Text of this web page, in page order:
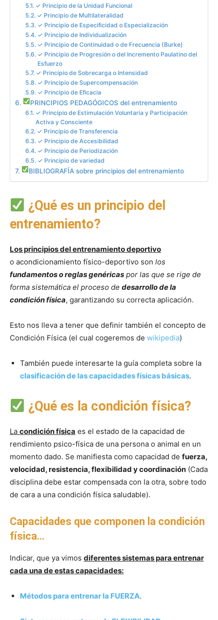
✓ Principio de la Unidad Funcional
✓ Principio de Multilateralidad
✓ Principio de Especificidad o Especialización
✓ Principio de Individualización
✓ Principio de Continuidad o de Frecuencia (Burke)
✓ Principio de Progresión o del Incremento Paulatino del
Esfuerzo
✓ Principio de Sobrecarga o Intensidad
✓ Principio de Supercompensación
✓ Principio de Eficacia
PRINCIPIOS PEDAGÓGICOS del entrenamiento
✓ Principio de Estimulación Voluntaria y Participación
Activa y Consciente
✓ Principio de Transferencia
✓ Principio de Accesibilidad
✓ Principio de Periodización
✓ Principio de variedad
BIBLIOGRAFÍA sobre principios del entrenamiento
¿Qué es un principio del
entrenamiento?
Los principios del entrenamiento deportivo
o acondicionamiento físico-deportivo son los
fundamentos o reglas genéricas por las que se rige de
forma sistemática el proceso de desarrollo de la
condición física, garantizando su correcta aplicación.
Esto nos lleva a tener que definir también el concepto de
Condición Física (el cual cogeremos de wikipedia)
También puede interesarte la guía completa sobre la
clasificación de las capacidades físicas básicas.
¿Qué es la condición física?
La condición física es el estado de la capacidad de
rendimiento psico-física de una persona o animal en un
momento dado. Se manifiesta como capacidad de fuerza,
velocidad, resistencia, flexibilidad y coordinación (Cada
disciplina debe estar compensada con la otra, sobre todo
de cara a una condición física saludable).
Capacidades que componen la condición
física…
Indicar, que ya vimos diferentes sistemas para entrenar
cada una de estas capacidades:
Métodos para entrenar la FUERZA.